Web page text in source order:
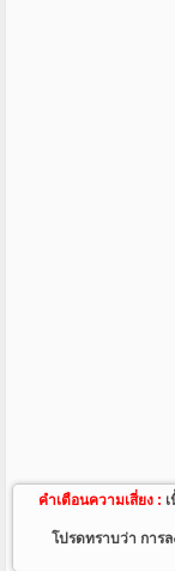
คำเตือนความเสี่ยง :
โปรดทราบว่า การ